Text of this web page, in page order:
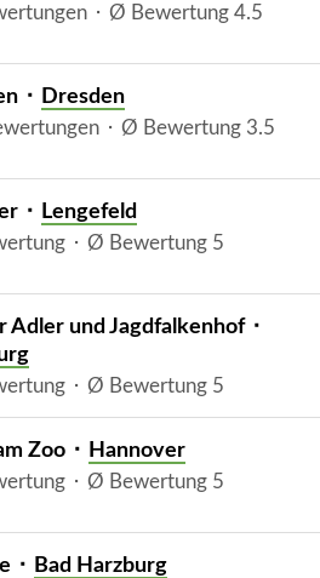
⬝ Ø Bewertung 4.5
⬝ Dresden
⬝ Ø Bewertung 3.5
⬝ Lengefeld
⬝ Ø Bewertung 5
Adler und Jagdfalkenhof ⬝
⬝ Ø Bewertung 5
Zoo ⬝ Hannover
⬝ Ø Bewertung 5
⬝ Bad Harzburg